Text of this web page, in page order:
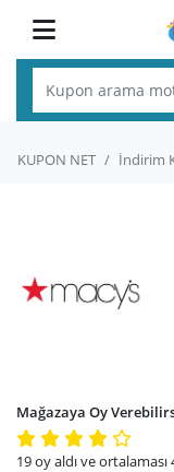
KUPON NET İndirim
Mağazaya Oy
19oy aldı ve ortalaması